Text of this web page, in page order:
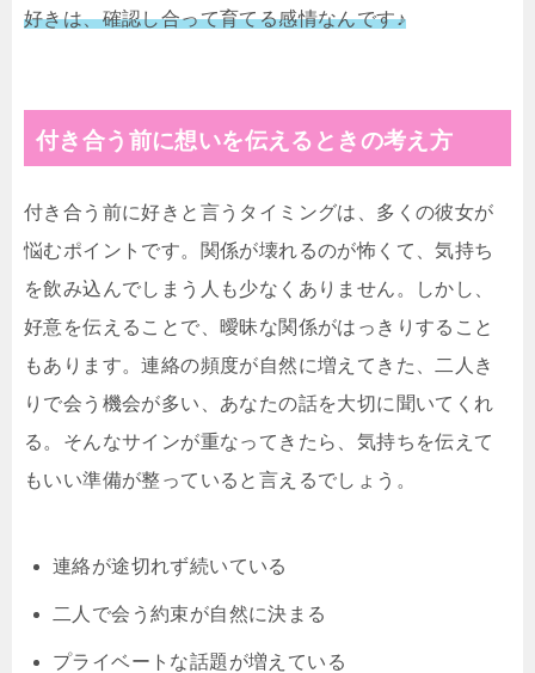
好きは、確認し合って育てる感情なんです♪
付き合う前に想いを伝えるときの考え方
付き合う前に好きと言うタイミングは、多くの彼女が
悩むポイントです。関係が壊れるのが怖くて、気持ち
を飲み込んでしまう人も少なくありません。しかし、
好意を伝えることで、曖昧な関係がはっきりすること
もあります。連絡の頻度が自然に増えてきた、二人き
りで会う機会が多い、あなたの話を大切に聞いてくれ
る。そんなサインが重なってきたら、気持ちを伝えて
もいい準備が整っていると言えるでしょう。
連絡が途切れず続いている
二人で会う約束が自然に決まる
プライベートな話題が増えている